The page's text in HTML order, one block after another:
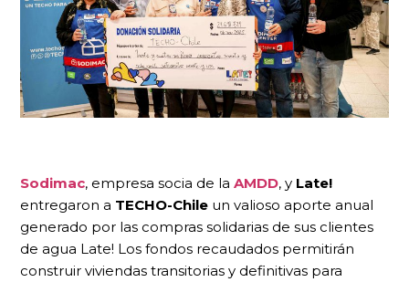
Sodimac, empresa socia de la AMDD, y Late!
entregaron a TECHO-Chile un valioso aporte anual
generado por las compras solidarias de sus clientes
de agua Late! Los fondos recaudados permitirán
construir viviendas transitorias y definitivas para